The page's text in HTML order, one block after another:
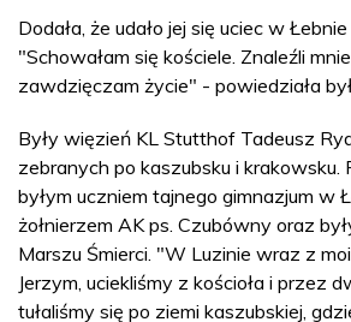
Dodała, że udało jej się uciec w
"Schowałam się kościele. Znaleźli
zawdzięczam życie" - powiedziała
Były więzień KL Stutthof Tadeusz
zebranych po kaszubsku i krakowsku.
byłym uczniem tajnego gimnazjum w
żołnierzem AK ps. Czubówny oraz
Marszu Śmierci. "W Luzinie wraz z
Jerzym, uciekliśmy z kościoła i przez
tułaliśmy się po ziemi kaszubskiej,